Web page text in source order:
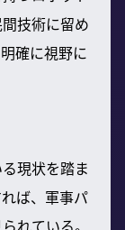
技術に留め
確に視野に
現状を踏ま
ば、軍事パ
れている。